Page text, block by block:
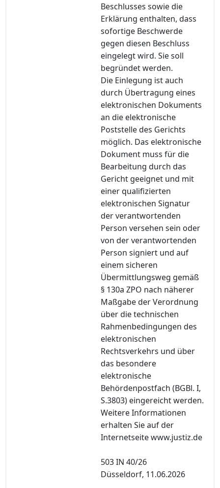
Beschlusses sowie die
Erklärung enthalten, dass
sofortige Beschwerde
gegen diesen Beschluss
eingelegt wird. Sie soll
begründet werden.
Die Einlegung ist auch
durch Übertragung eines
elektronischen Dokuments
an die elektronische
Poststelle des Gerichts
möglich. Das elektronische
Dokument muss für die
Bearbeitung durch das
Gericht geeignet und mit
einer qualifizierten
elektronischen Signatur
der verantwortenden
Person versehen sein oder
von der verantwortenden
Person signiert und auf
einem sicheren
Übermittlungsweg gemäß
§ 130a ZPO nach näherer
Maßgabe der Verordnung
über die technischen
Rahmenbedingungen des
elektronischen
Rechtsverkehrs und über
das besondere
elektronische
Behördenpostfach (BGBl. I,
S.3803) eingereicht werden.
Weitere Informationen
erhalten Sie auf der
Internetseite www.justiz.de
503 IN 40/26
Düsseldorf, 11.06.2026